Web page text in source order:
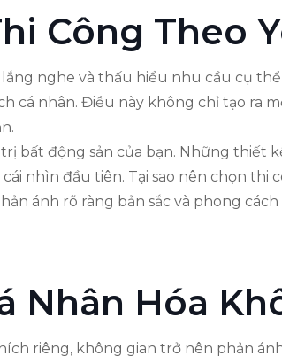
Công Theo
nghe và thấu hiểu nhu cầu cụ
cá nhân. Điều này không chỉ tạo ra
bất động sản của bạn. Những thiết
nhìn đầu tiên. Tại sao nên chọn thi
ánh rõ ràng bản sắc và phong
Nhân Hóa
riêng, không gian trở nên phản